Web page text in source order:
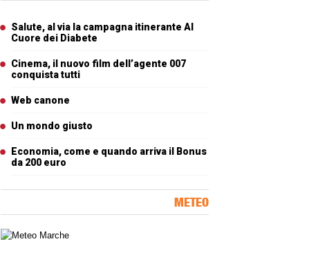
Salute, al via la campagna itinerante Al
Cuore dei Diabete
Cinema, il nuovo film dell’agente 007
conquista tutti
Web canone
Un mondo giusto
Economia, come e quando arriva il Bonus
da 200 euro
METEO
Carta meteorologica delle Marche